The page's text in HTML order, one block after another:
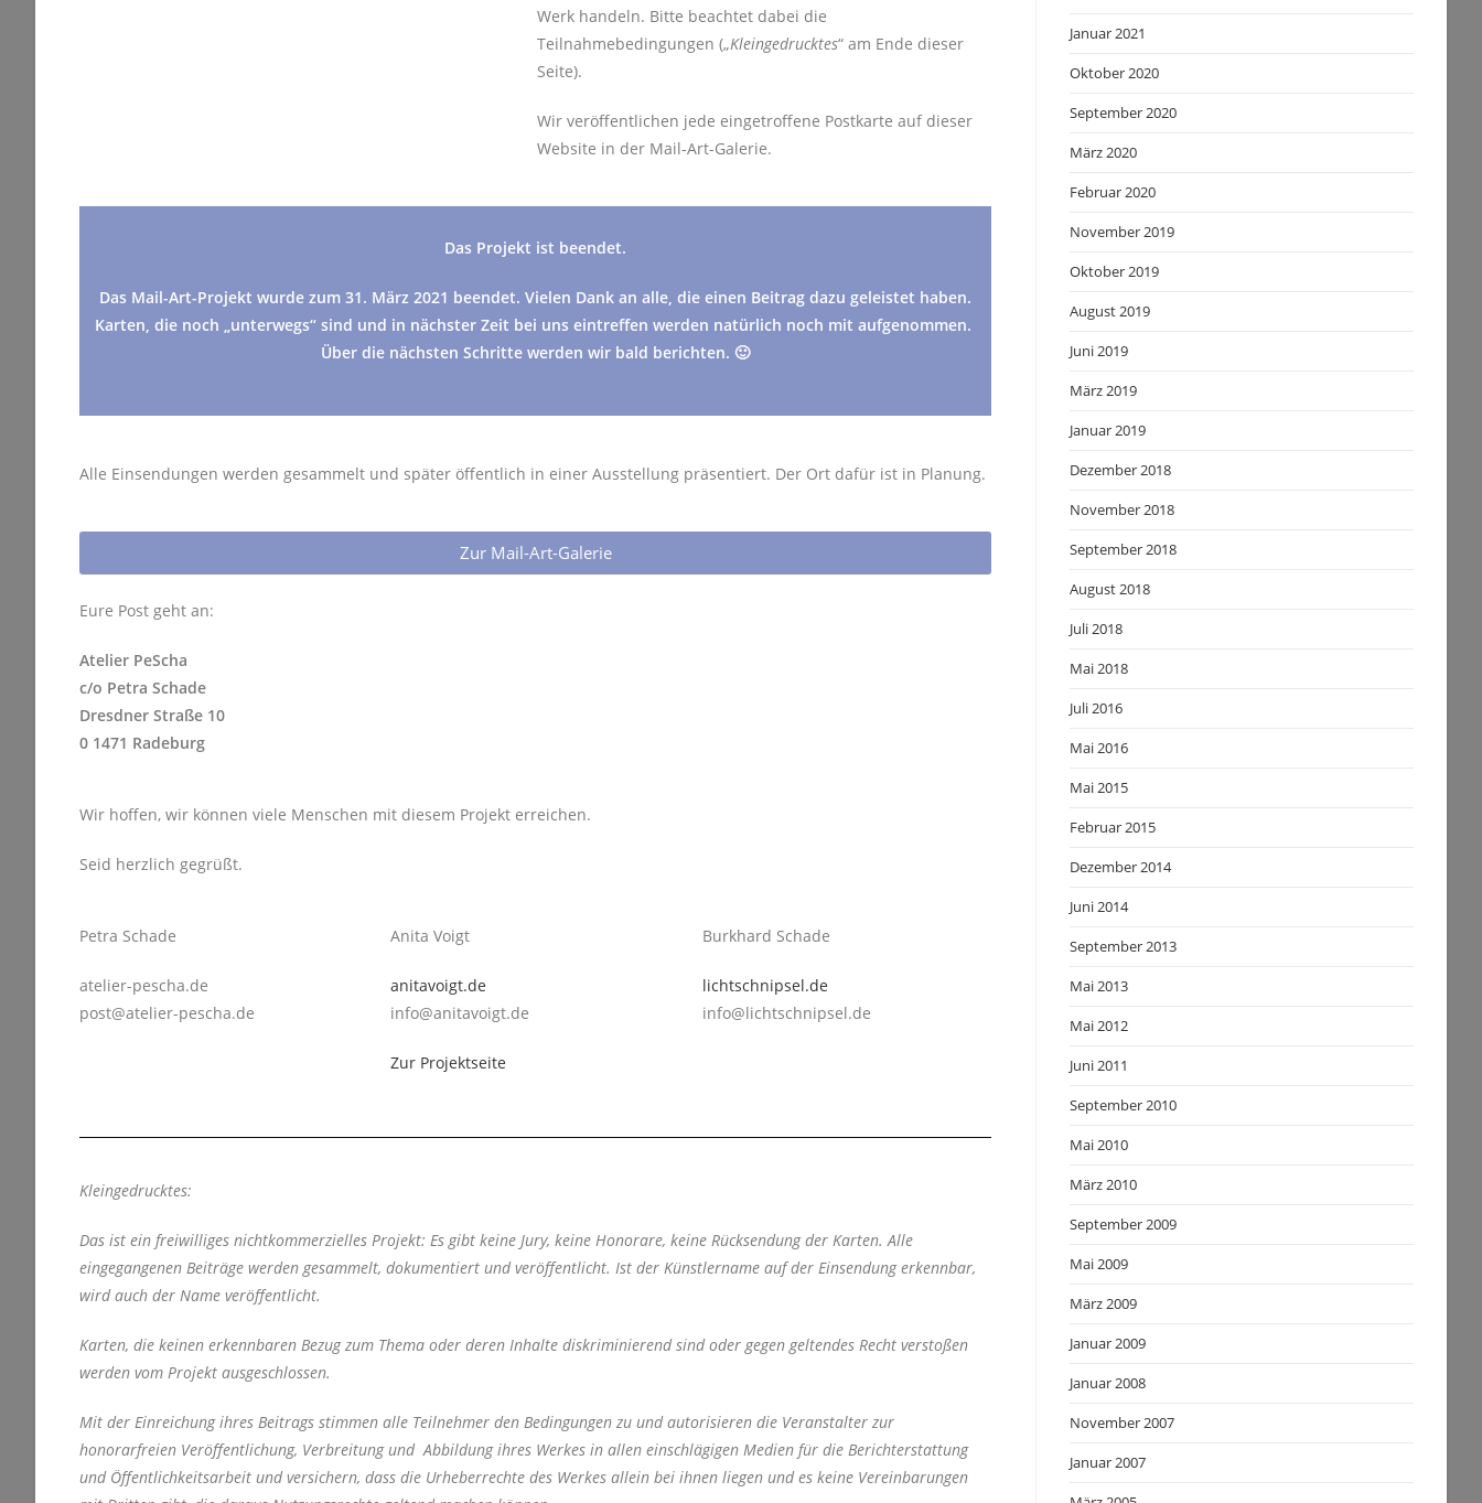
Werk handeln. Bitte beachtet dabei die
Teilnahmebedingungen („Kleingedrucktes“ am Ende dieser
Seite).
Wir veröffentlichen jede eingetroffene Postkarte auf dieser
Website in der Mail-Art-Galerie.
Das Projekt ist beendet.
Das Mail-Art-Projekt wurde zum 31. März 2021 beendet. Vielen Dank an alle, die einen Beitrag dazu geleistet haben.
Karten, die noch „unterwegs“ sind und in nächster Zeit bei uns eintreffen werden natürlich noch mit aufgenommen.
Über die nächsten Schritte werden wir bald berichten. 🙂
Alle Einsendungen werden gesammelt und später öffentlich in einer Ausstellung präsentiert. Der Ort dafür ist in Planung.
Zur Mail-Art-Galerie
Eure Post geht an:
Atelier PeScha
c/o Petra Schade
Dresdner Straße 10
0 1471 Radeburg
Wir hoffen, wir können viele Menschen mit diesem Projekt erreichen.
Seid herzlich gegrüßt.
Petra Schade
atelier-pescha.de
post@atelier-pescha.de
Anita Voigt
anitavoigt.de
info@anitavoigt.de
Zur Projektseite
Burkhard Schade
lichtschnipsel.de
info@lichtschnipsel.de
Kleingedrucktes:
Das ist ein freiwilliges nichtkommerzielles Projekt: Es gibt keine Jury, keine Honorare, keine Rücksendung der Karten. Alle
eingegangenen Beiträge werden gesammelt, dokumentiert und veröffentlicht. Ist der Künstlername auf der Einsendung erkennbar,
wird auch der Name veröffentlicht.
Karten, die keinen erkennbaren Bezug zum Thema oder deren Inhalte diskriminierend sind oder gegen geltendes Recht verstoßen
werden vom Projekt ausgeschlossen.
Mit der Einreichung ihres Beitrags stimmen alle Teilnehmer den Bedingungen zu und autorisieren die Veranstalter zur
honorarfreien Veröffentlichung, Verbreitung und Abbildung ihres Werkes in allen einschlägigen Medien für die Berichterstattung
und Öffentlichkeitsarbeit und versichern, dass die Urheberrechte des Werkes allein bei ihnen liegen und es keine Vereinbarungen
Januar 2021
Oktober 2020
September 2020
März 2020
Februar 2020
November 2019
Oktober 2019
August 2019
Juni 2019
März 2019
Januar 2019
Dezember 2018
November 2018
September 2018
August 2018
Juli 2018
Mai 2018
Juli 2016
Mai 2016
Mai 2015
Februar 2015
Dezember 2014
Juni 2014
September 2013
Mai 2013
Mai 2012
Juni 2011
September 2010
Mai 2010
März 2010
September 2009
Mai 2009
März 2009
Januar 2009
Januar 2008
November 2007
Januar 2007